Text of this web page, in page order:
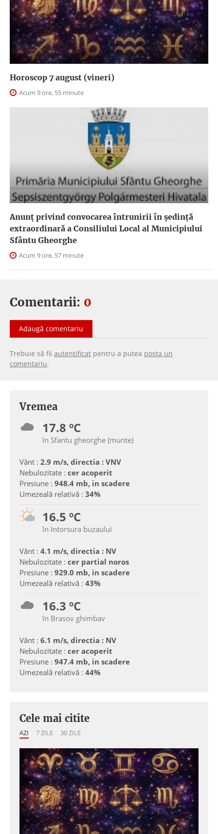
Horoscop 7 august (vineri)
Acum 9 ore, 55 minute
Anunţ privind convocarea întrunirii în şedinţă
extraordinară a Consiliului Local al Municipiului
Sfântu Gheorghe
Acum 9 ore, 57 minute
Comentarii: 0
Adaugă comentariu
Trebuie să fii autentificat pentru a putea posta un
comentariu.
Vremea
17.8 ºC
în Sfantu gheorghe (munte)
Vânt : 2.9 m/s, directia : VNV
Nebulozitate : cer acoperit
Presiune : 948.4 mb, in scadere
Umezeală relativă : 34%
16.5 ºC
în Intorsura buzaului
Vânt : 4.1 m/s, directia : NV
Nebulozitate : cer partial noros
Presiune : 929.0 mb, in scadere
Umezeală relativă : 43%
16.3 ºC
în Brasov ghimbav
Vânt : 6.1 m/s, directia : NV
Nebulozitate : cer acoperit
Presiune : 947.4 mb, in scadere
Umezeală relativă : 44%
Cele mai citite
AZI 7 ZILE 30 ZILE